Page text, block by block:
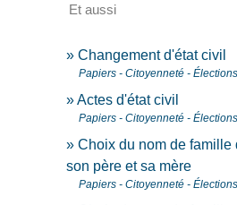
Et aussi
Changement d'état civil
Papiers - Citoyenneté - Élections
Actes d'état civil
Papiers - Citoyenneté - Élections
Choix du nom de famille
son père et sa mère
Papiers - Citoyenneté - Élections